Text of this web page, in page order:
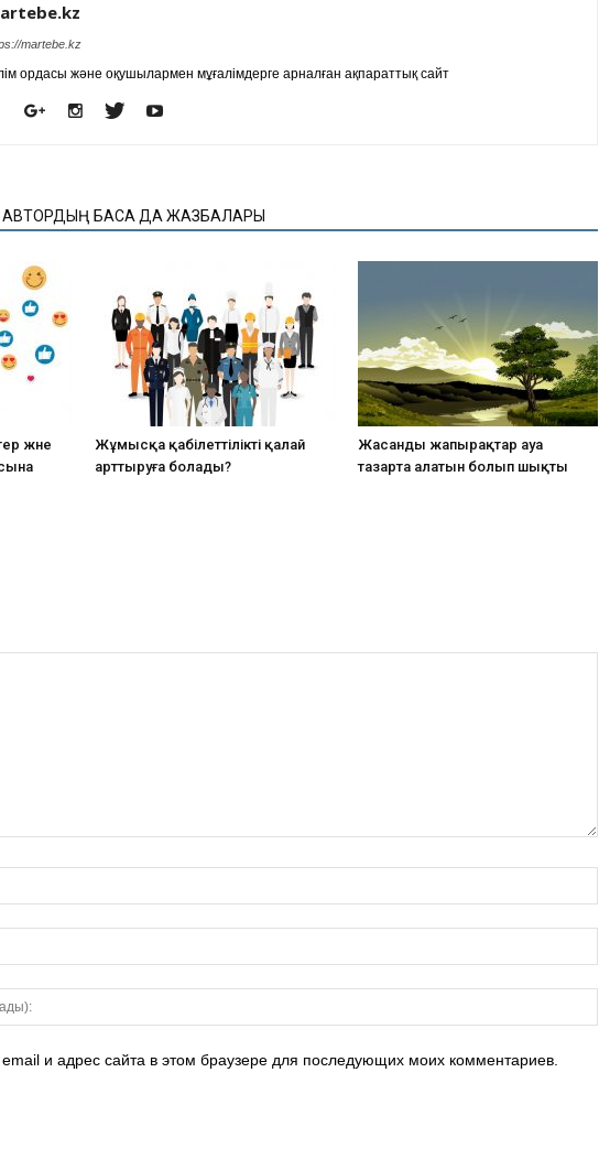
martebe.kz
ордасы және оқушылармен мұғалімдерге арналған ақпараттық сайт
АВТОРДЫҢ БАСҚА ДА ЖАЗБАЛАРЫ
және
Жұмысқа қабілеттілікті қалай
арттыруға болады?
Жасанды жапырақтар ауа
тазарта алатын болып шықты
и адрес сайта в этом браузере для последующих моих комментариев.